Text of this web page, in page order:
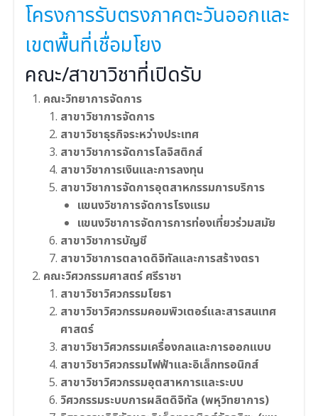
โครงการรับตรงภาคตะวันออกและ
เขตพื้นที่เชื่อมโยง
คณะ/สาขาวิชาที่เปิดรับ
คณะวิทยาการจัดการ
สาขาวิชาการจัดการ
สาขาวิชาธุรกิจระหว่างประเทศ
สาขาวิชาการจัดการโลจิสติกส์
สาขาวิชาการเงินและการลงทุน
สาขาวิชาการจัดการอุตสาหกรรมการบริการ
แขนงวิชาการจัดการโรงแรม
แขนงวิชาการจัดการการท่องเที่ยวร่วมสมัย
สาขาวิชาการบัญชี
สาขาวิชาการตลาดดิจิทัลและการสร้างตรา
คณะวิศวกรรมศาสตร์ ศรีราชา
สาขาวิชาวิศวกรรมโยธา
สาขาวิชาวิศวกรรมคอมพิวเตอร์และสารสนเทศ
ศาสตร์
สาขาวิชาวิศวกรรมเครื่องกลและการออกแบบ
สาขาวิชาวิศวกรรมไฟฟ้าและอิเล็กทรอนิกส์
สาขาวิชาวิศวกรรมอุตสาหการและระบบ
วิศวกรรมระบบการผลิตดิจิทัล (พหุวิทยาการ)